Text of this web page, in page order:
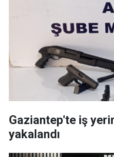
Gaziantep'te iş
yakalandı